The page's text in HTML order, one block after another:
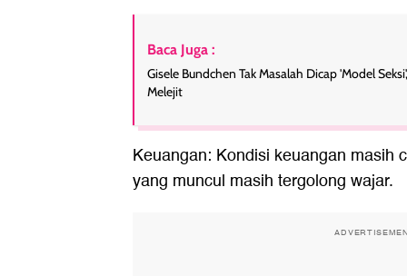
Baca Juga :
Gisele Bundchen Tak Masalah Dicap 'Model
Melejit
Keuangan: Kondisi keuangan masih
yang muncul masih tergolong wajar.